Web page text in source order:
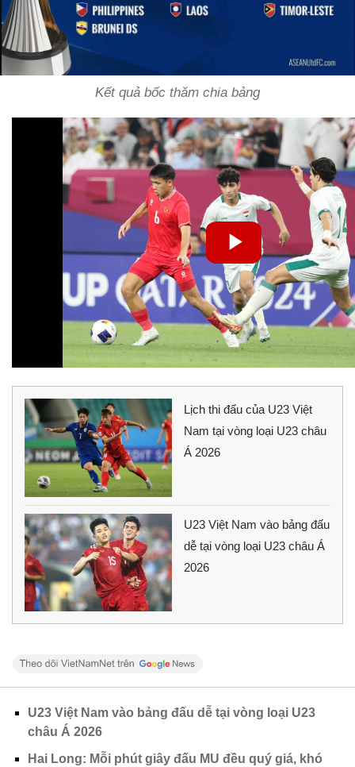
Kết quả bốc thăm chia bảng
Lịch thi đấu của U23 Việt
Nam tại vòng loại U23 châu
Á 2026
U23 Việt Nam vào bảng đấu
dễ tại vòng loại U23 châu Á
2026
U23 Việt Nam vào bảng đấu dễ tại vòng loại U23
châu Á 2026
Hai Long: Mỗi phút giây đấu MU đều quý giá, khó